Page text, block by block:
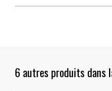
6 autres produits dans